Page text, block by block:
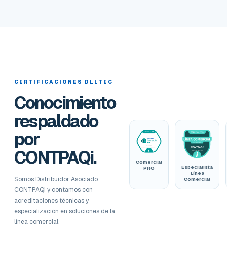
CERTIFICACIONES DLLTEC
Conocimiento
respaldado
por
CONTPAQi.
Somos Distribuidor Asociado
CONTPAQi y contamos con
acreditaciones técnicas y
especialización en soluciones de la
línea comercial.
Comercial
PRO
Especialista
Línea
Comercial